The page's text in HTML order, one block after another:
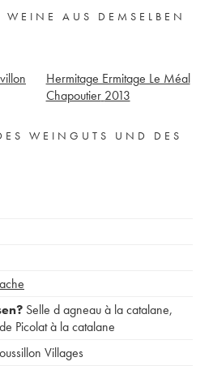
WEINE AUS DEMSELBEN
Hermitage Ermitage Le Méal
Chapoutier 2013
WEINGUTS UND DES
Selle d agneau à la catalane,
Picolat à la catalane
Villages